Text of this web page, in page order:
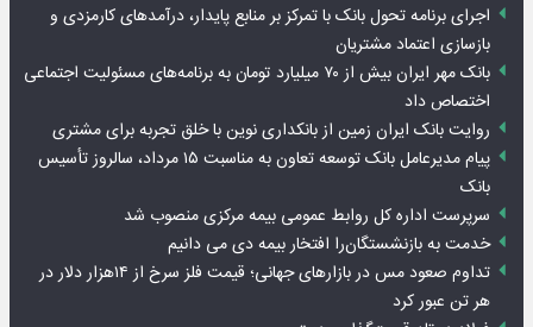
اجرای برنامه تحول بانک با تمرکز بر منابع پایدار، درآمدهای کارمزدی و
بازسازی اعتماد مشتریان
بانک مهر ایران بیش از ۷۰ میلیارد تومان به برنامه‌های مسئولیت اجتماعی
اختصاص داد
روایت بانک ایران زمین از بانکداری نوین با خلق تجربه برای مشتری
پیام مدیرعامل بانک توسعه تعاون به مناسبت ۱۵ مرداد، سالروز تأسیس
بانک
سرپرست اداره کل روابط عمومی بیمه مرکزی منصوب شد
خدمت به بازنشستگان‌را افتخار بیمه دی می دانیم
تداوم صعود مس در بازارهای جهانی؛ قیمت فلز سرخ از ۱۴هزار دلار در
هر تن عبور کرد